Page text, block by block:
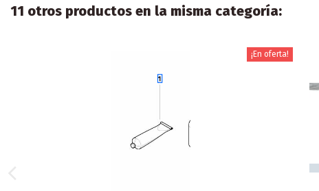
11 otros productos en la misma categoría:
¡En oferta!